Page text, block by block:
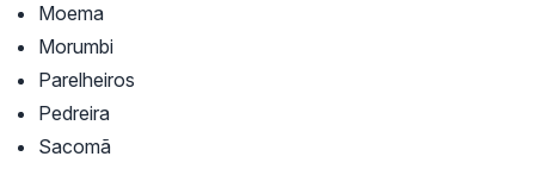
Moema
Morumbi
Parelheiros
Pedreira
Sacomã